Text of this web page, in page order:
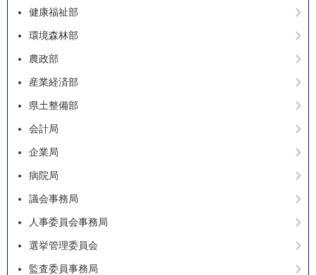
健康福祉部
環境森林部
農政部
産業経済部
県土整備部
会計局
企業局
病院局
議会事務局
人事委員会事務局
選挙管理委員会
監査委員事務局